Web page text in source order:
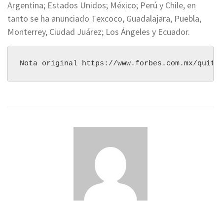
Argentina; Estados Unidos; México; Perú y Chile, en
tanto se ha anunciado Texcoco, Guadalajara, Puebla,
Monterrey, Ciudad Juárez; Los Ángeles y Ecuador.
Nota original https://www.forbes.com.mx/